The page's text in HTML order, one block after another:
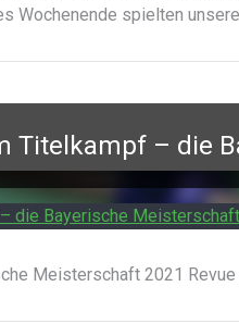
Wochenende spielten
Titelkampf – die
Meisterschaft 2021